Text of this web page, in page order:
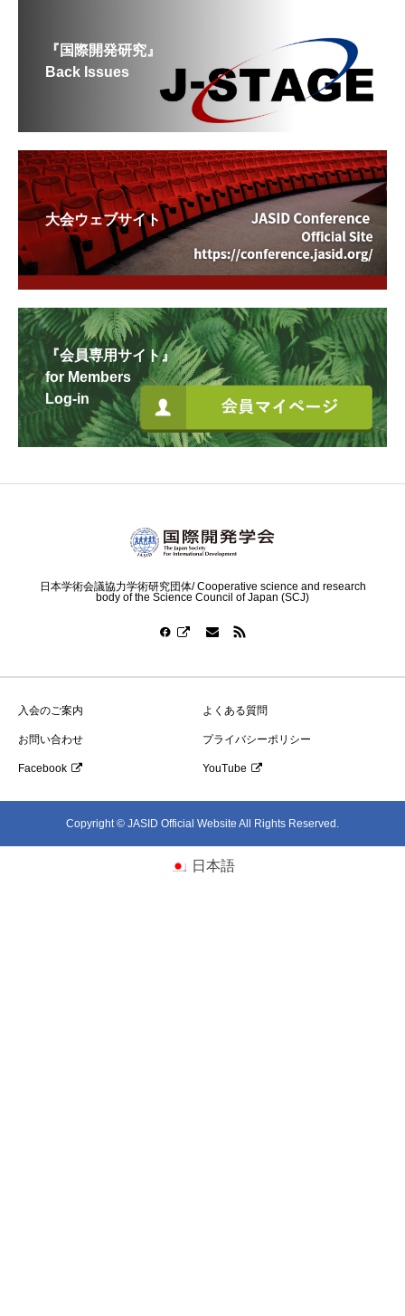
『国際開発研究』
Back Issues
大会ウェブサイト
『会員専用サイト』
for Members
Log-in
日本学術会議協力学術研究団体/ Cooperative science and research
body of the Science Council of Japan (SCJ)
入会のご案内 よくある質問
お問い合わせ プライバシーポリシー
Facebook YouTube
Copyright © JASID Official Website All Rights Reserved.
日本語